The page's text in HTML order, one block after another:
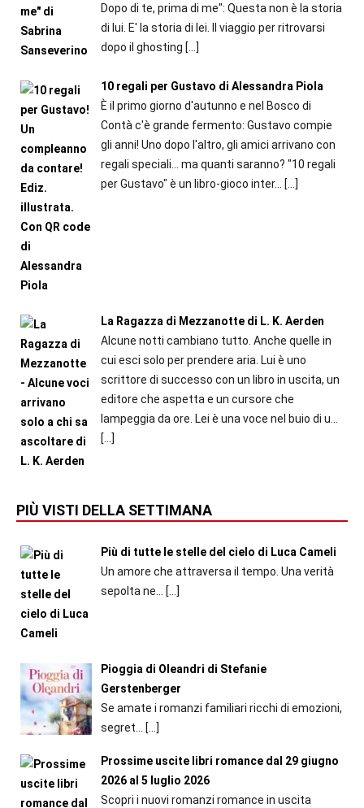
Dopo di te, prima di me": Questa non è la storia
di lui. E' la storia di lei. Il viaggio per ritrovarsi
dopo il ghosting […]
10 regali per Gustavo di Alessandra Piola
È il primo giorno d'autunno e nel Bosco di
Contà c'è grande fermento: Gustavo compie
gli anni! Uno dopo l'altro, gli amici arrivano con
regali speciali... ma quanti saranno? "10 regali
per Gustavo" è un libro-gioco inter... […]
La Ragazza di Mezzanotte di L. K. Aerden
Alcune notti cambiano tutto. Anche quelle in
cui esci solo per prendere aria. Lui è uno
scrittore di successo con un libro in uscita, un
editore che aspetta e un cursore che
lampeggia da ore. Lei è una voce nel buio di u...
[…]
PIÙ VISTI DELLA SETTIMANA
Più di tutte le stelle del cielo di Luca Cameli
Un amore che attraversa il tempo. Una verità
sepolta ne...
[…]
Pioggia di Oleandri di Stefanie
Gerstenberger
Se amate i romanzi familiari ricchi di emozioni,
segret... […]
Prossime uscite libri romance dal 29 giugno
2026 al 5 luglio 2026
Scopri i nuovi romanzi romance in uscita